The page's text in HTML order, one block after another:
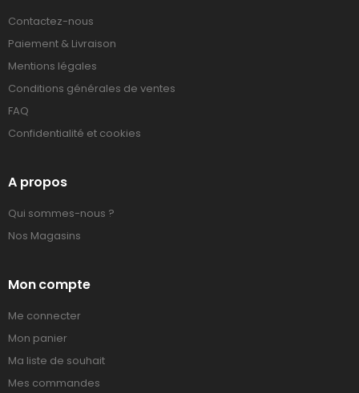
Contactez-nous
Paiement & Livraison
Mentions légales
Conditions générales de ventes
FAQ
Confidentialité et cookies
A propos
Qui sommes-nous ?
Nos Magasins
Mon compte
Me connecter
Mon panier
Ma liste de souhait
Mes commandes